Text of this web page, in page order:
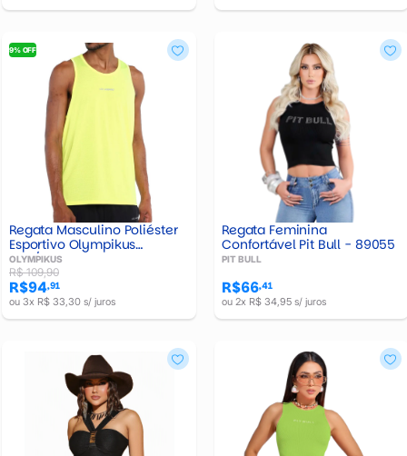
9% OFF
Regata Masculino Poliéster
Esportivo Olympikus
Azul/Amarelo - Oiwsr24701
OLYMPIKUS
R$ 109,90
R$94,91
ou 3x R$ 33,30 s/ juros
Regata Feminina
Confortável Pit Bull - 89055
PIT BULL
R$66,41
ou 2x R$ 34,95 s/ juros